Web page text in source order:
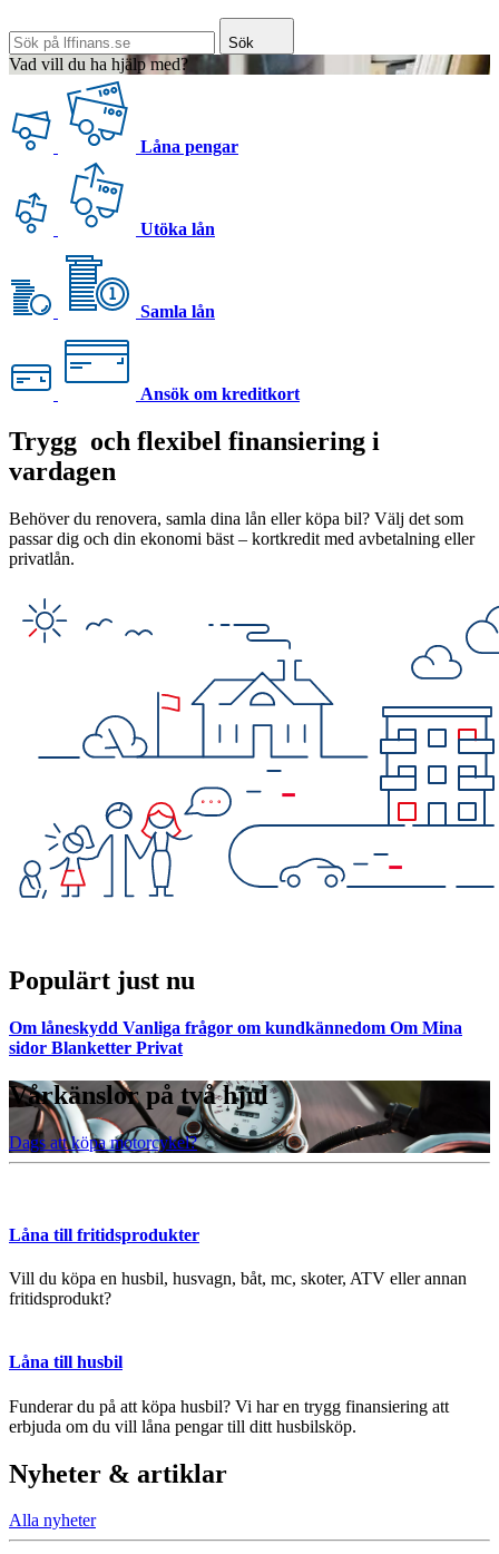
Sök
Vad vill du ha hjälp med?
Låna pengar
Utöka lån
Samla lån
Ansök om kreditkort
Trygg och flexibel finansiering i
vardagen
Behöver du renovera, samla dina lån eller köpa bil? Välj det som
passar dig och din ekonomi bäst – kortkredit med avbetalning eller
privatlån.
Populärt just nu
Om låneskydd Vanliga frågor om kundkännedom Om Mina
sidor Blanketter Privat
Vårkänslor på två hjul
Dags att köpa motorcykel?
Låna till fritidsprodukter
Vill du köpa en husbil, husvagn, båt, mc, skoter, ATV eller annan
fritidsprodukt?
Låna till husbil
Funderar du på att köpa husbil? Vi har en trygg finansiering att
erbjuda om du vill låna pengar till ditt husbilsköp.
Nyheter & artiklar
Alla nyheter